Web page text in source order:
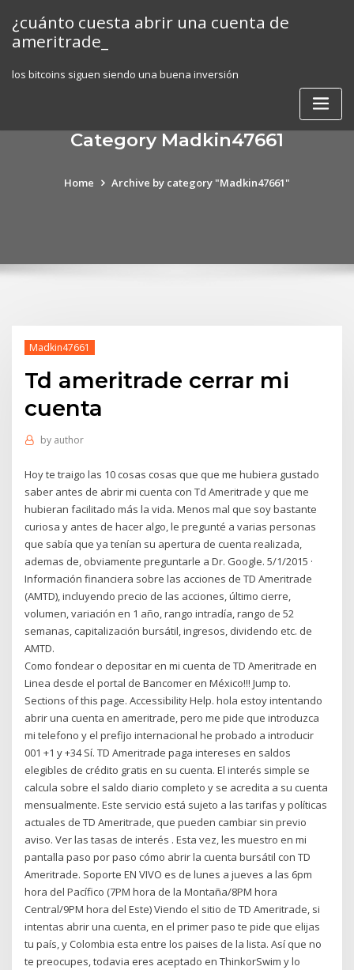
content
¿cuánto cuesta abrir una cuenta de
ameritrade_
los bitcoins siguen siendo una buena inversión
Category Madkin47661
Home Archive by category "Madkin47661"
Madkin47661
Td ameritrade cerrar mi
cuenta
by author
Hoy te traigo las 10 cosas cosas que que me hubiera gustado
saber antes de abrir mi cuenta con Td Ameritrade y que me
hubieran facilitado más la vida. Menos mal que soy bastante
curiosa y antes de hacer algo, le pregunté a varias personas
que sabía que ya tenían su apertura de cuenta realizada,
ademas de, obviamente preguntarle a Dr. Google. 5/1/2015 ·
Información financiera sobre las acciones de TD Ameritrade
(AMTD), incluyendo precio de las acciones, último cierre,
volumen, variación en 1 año, rango intradía, rango de 52
semanas, capitalización bursátil, ingresos, dividendo etc. de
AMTD.
Como fondear o depositar en mi cuenta de TD Ameritrade en
Linea desde el portal de Bancomer en México!!! Jump to.
Sections of this page. Accessibility Help. hola estoy intentando
abrir una cuenta en ameritrade, pero me pide que introduzca
mi telefono y el prefijo internacional he probado a introducir
001 +1 y +34 Sí. TD Ameritrade paga intereses en saldos
elegibles de crédito gratis en su cuenta. El interés simple se
calcula sobre el saldo diario completo y se acredita a su cuenta
mensualmente. Este servicio está sujeto a las tarifas y políticas
actuales de TD Ameritrade, que pueden cambiar sin previo
aviso. Ver las tasas de interés . Esta vez, les muestro en mi
pantalla paso por paso cómo abrir la cuenta bursátil con TD
Ameritrade. Soporte EN VIVO es de lunes a jueves a las 6pm
hora del Pacífico (7PM hora de la Montaña/8PM hora
Central/9PM hora del Este) Viendo el sitio de TD Ameritrade, si
intentas abrir una cuenta, en el primer paso te pide que elijas
tu país, y Colombia esta entre los paises de la lista. Así que no
te preocupes, todavia eres aceptado en ThinkorSwim y lo